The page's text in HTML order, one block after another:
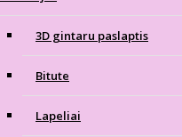
3D gintaru paslaptis
Bitute
Lapeliai